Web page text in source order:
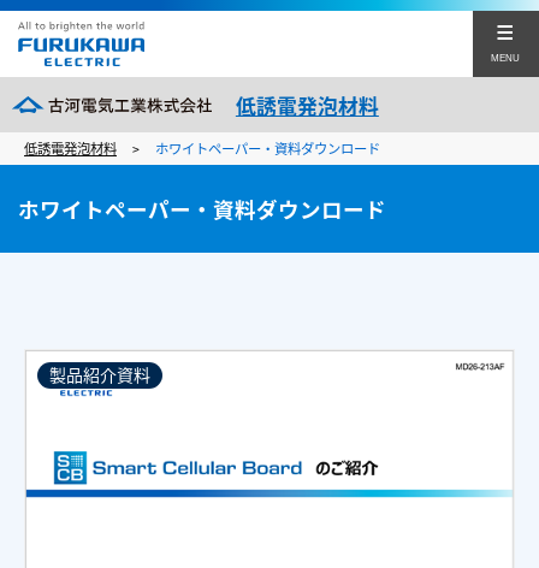
MENU
低誘電発泡材料
Smart Cellular Board®（SCB®）とは
ご提案
資料ダウンロード
低誘電発泡材料に関するお問い合わせ
低誘電発泡材料 > ホワイトペーパー・資料ダウンロード
ホワイトペーパー・資料ダウンロード
製品紹介資料